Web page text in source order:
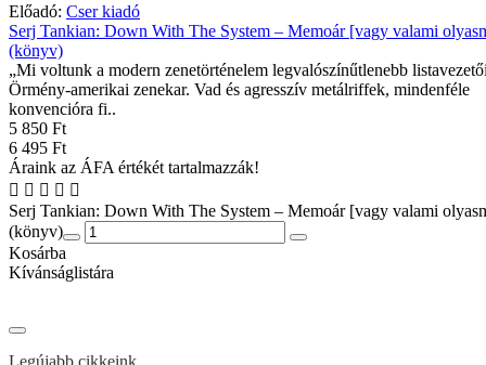
Előadó: Cser kiadó
Serj Tankian: Down With The System – Memoár [vagy valami
(könyv)
„Mi voltunk a modern zenetörténelem legvalószínűtlenebb
Örmény-amerikai zenekar. Vad és agresszív metálriffek, mindenféle
konvencióra fi..
5 850 Ft
6 495 Ft
Áraink az ÁFA értékét tartalmazzák!
Serj Tankian: Down With The System – Memoár [vagy valami
(könyv)
Kosárba
Kívánságlistára
Legújabb cikkeink